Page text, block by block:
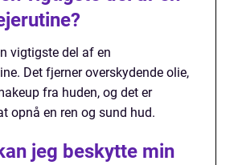
vigtigste del af en
Det fjerner overskydende olie,
fra huden, og det er
opnå en ren og sund hud.
jeg beskytte min